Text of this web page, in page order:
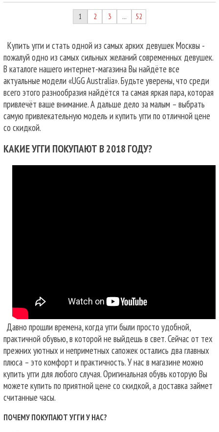
1 2 3 … 52
Купить угги и стать одной из самых арких девушек Москвы -
пожалуй одно из самых сильных желаний современных девушек.
В каталоге нашего интернет-магазина Вы найдёте все
актуальные модели «UGG Australia». Будьте уверены, что среди
всего этого разнообразия найдётся та самая яркая пара, которая
привлечёт ваше внимание. А дальше дело за малым – выбрать
самую привлекательную модель и купить угги по отличной цене
со скидкой.
КАКИЕ УГГИ ПОКУПАЮТ В 2018 ГОДУ?
Давно прошли времена, когда угги были просто удобной,
практичной обувью, в которой не выйдешь в свет. Сейчас от тех
прежних уютных и неприметных сапожек остались два главных
плюса – это комфорт и практичность. У нас в магазине можно
купить угги для любого случая.Оригинальная обувь которую Вы
можете купить по приятной цене со скидкой, а доставка займет
считанные часы.
ПОЧЕМУ ПОКУПАЮТ УГГИ У НАС?